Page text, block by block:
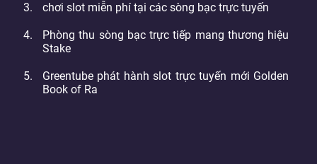
chơi slot miễn phí tại các sòng bạc trực tuyến
Phòng thu sòng bạc trực tiếp mang thương hiệu
Stake
Greentube phát hành slot trực tuyến mới Golden
Book of Ra